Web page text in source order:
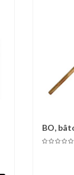
BO,
cm) -...